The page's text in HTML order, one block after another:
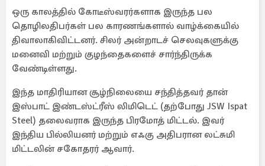
ஒரு காலத்தில் கோடீஸ்வரர்களாக இருந்த பல
தொழிலதிபர்கள் பல காரணங்களால் வாழ்க்கையில்
திவாலாகிவிட்டனர். சிலர் அன்றாடச் செலவுகளுக்கு
மனைவி மற்றும் குழந்தைகளைச் சார்ந்திருக்க
வேண்டிள்ளது.
இந்த மாதிரியான சூழ்நிலையை சந்தித்தவர் தான்
இஸ்பாட் இண்டஸ்ட்ரீஸ் லிமிடெட் (தற்போது JSW Ispat
Steel) தலைவராக இருந்த பிரமோத் மிட்டல். இவர்
இந்திய பில்லியனர் மற்றும் எஃகு அதிபரான லட்சுமி
மிட்டலின் சகோதரர் ஆவார்.